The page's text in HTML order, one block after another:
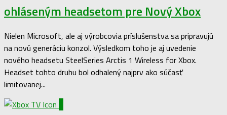
ohláseným headsetom pre Nový Xbox
Nielen Microsoft, ale aj výrobcovia príslušenstva sa pripravujú
na novú generáciu konzol. Výsledkom toho je aj uvedenie
nového headsetu SteelSeries Arctis 1 Wireless for Xbox.
Headset tohto druhu bol odhalený najprv ako súčasť
limitovanej...